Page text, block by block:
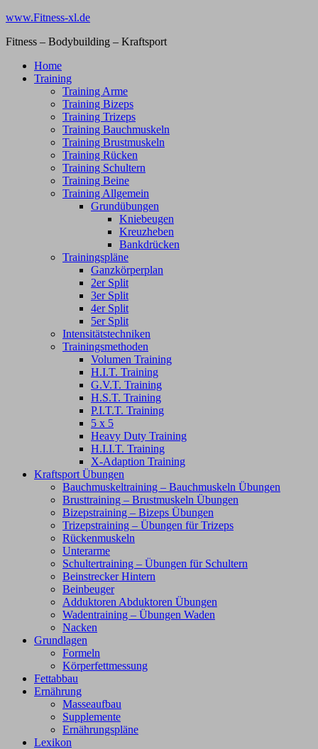
Zum
springen
www.Fitness-xl.de
Fitness – Bodybuilding – Kraftsport
Home
Training
Training Arme
Training Bizeps
Training Trizeps
Training Bauchmuskeln
Training Brustmuskeln
Training Rücken
Training Schultern
Training Beine
Training Allgemein
Grundübungen
Kniebeugen
Kreuzheben
Bankdrücken
Trainingspläne
Ganzkörperplan
2er Split
3er Split
4er Split
5er Split
Intensitätstechniken
Trainingsmethoden
Volumen Training
H.I.T. Training
G.V.T. Training
H.S.T. Training
P.I.T.T. Training
5 x 5
Heavy Duty Training
H.I.I.T. Training
X-Adaption Training
Kraftsport Übungen
Bauchmuskeltraining – Bauchmuskeln Übungen
Brusttraining – Brustmuskeln Übungen
Bizepstraining – Bizeps Übungen
Trizepstraining – Übungen für Trizeps
Rückenmuskeln
Unterarme
Schultertraining – Übungen für Schultern
Beinstrecker Hintern
Beinbeuger
Adduktoren Abduktoren Übungen
Wadentraining – Übungen Waden
Nacken
Grundlagen
Formeln
Körperfettmessung
Fettabbau
Ernährung
Masseaufbau
Supplemente
Ernährungspläne
Lexikon